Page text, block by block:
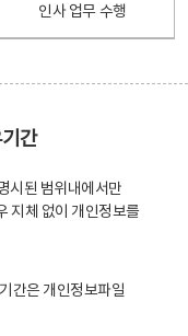
인사 업무 수행
간
시된 범위내에서만
지체 없이 개인정보를
간은 개인정보파일